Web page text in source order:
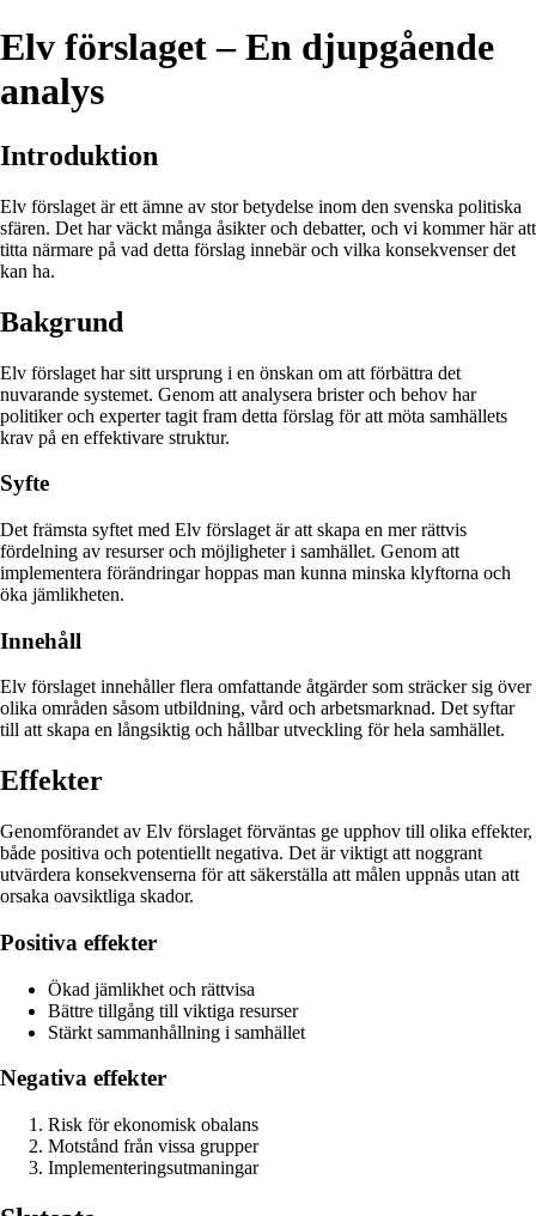
Elv förslaget – En djupgående
analys
Introduktion
Elv förslaget är ett ämne av stor betydelse inom den svenska politiska
sfären. Det har väckt många åsikter och debatter, och vi kommer här att
titta närmare på vad detta förslag innebär och vilka konsekvenser det
kan ha.
Bakgrund
Elv förslaget har sitt ursprung i en önskan om att förbättra det
nuvarande systemet. Genom att analysera brister och behov har
politiker och experter tagit fram detta förslag för att möta samhällets
krav på en effektivare struktur.
Syfte
Det främsta syftet med Elv förslaget är att skapa en mer rättvis
fördelning av resurser och möjligheter i samhället. Genom att
implementera förändringar hoppas man kunna minska klyftorna och
öka jämlikheten.
Innehåll
Elv förslaget innehåller flera omfattande åtgärder som sträcker sig över
olika områden såsom utbildning, vård och arbetsmarknad. Det syftar
till att skapa en långsiktig och hållbar utveckling för hela samhället.
Effekter
Genomförandet av Elv förslaget förväntas ge upphov till olika effekter,
både positiva och potentiellt negativa. Det är viktigt att noggrant
utvärdera konsekvenserna för att säkerställa att målen uppnås utan att
orsaka oavsiktliga skador.
Positiva effekter
Ökad jämlikhet och rättvisa
Bättre tillgång till viktiga resurser
Stärkt sammanhållning i samhället
Negativa effekter
Risk för ekonomisk obalans
Motstånd från vissa grupper
Implementeringsutmaningar